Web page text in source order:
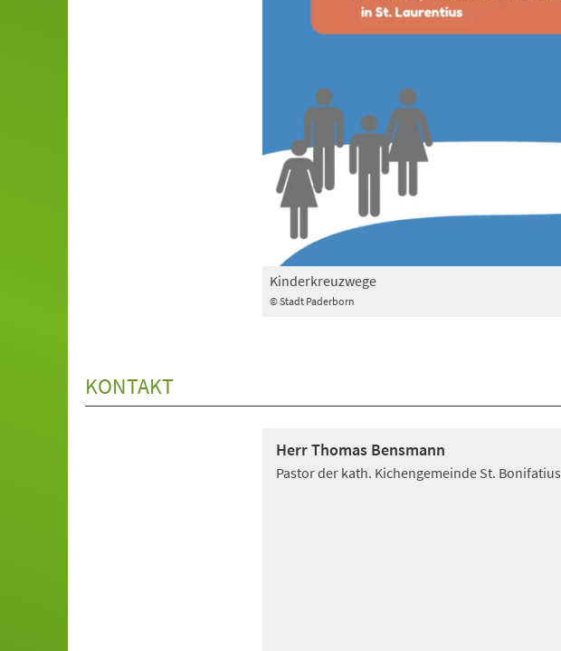
© Stadt Paderborn
Kinderkreuzwege
KONTAKT
Herr Thomas Bensmann
Pastor der kath. Kichengemeinde St. Bonifatius